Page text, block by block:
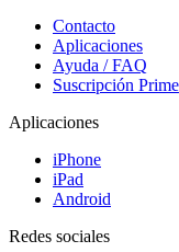
Contacto
Aplicaciones
Ayuda / FAQ
Suscripción Prime
Aplicaciones
iPhone
iPad
Android
Redes sociales